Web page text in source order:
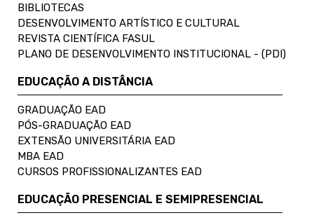
BIBLIOTECAS
DESENVOLVIMENTO ARTÍSTICO E CULTURAL
REVISTA CIENTÍFICA FASUL
PLANO DE DESENVOLVIMENTO INSTITUCIONAL - (PDI)
EDUCAÇÃO A DISTÂNCIA
GRADUAÇÃO EAD
PÓS-GRADUAÇÃO EAD
EXTENSÃO UNIVERSITÁRIA EAD
MBA EAD
CURSOS PROFISSIONALIZANTES EAD
EDUCAÇÃO PRESENCIAL E SEMIPRESENCIAL